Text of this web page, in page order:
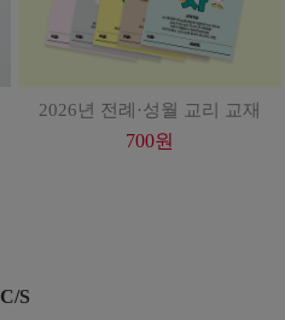
2026년 전례·성월 교리 교재
700원
C/S